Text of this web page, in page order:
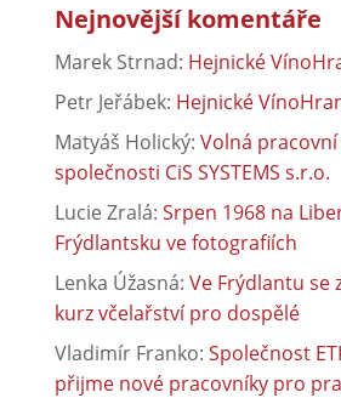
Nejnovější komentáře
Marek Strnad: Hejnické
Petr Jeřábek: Hejnické
Matyáš Holický: Volná
společnosti CiS SYSTEMS s.r.o.
Lucie Zralá: Srpen 1968 na
Frýdlantsku ve fotografiích
Lenka Úžasná: Ve Frýdlantu se
kurz včelařství pro dospělé
Vladimír Franko: Společnost
přijme nové pracovníky pro